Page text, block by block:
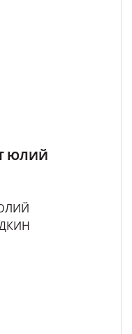
ЮЛИЙ